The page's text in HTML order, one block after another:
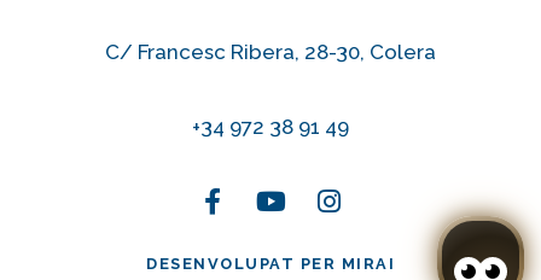
C/ Francesc Ribera, 28-30, Colera
+34 972 38 91 49
DESENVOLUPAT PER MIRAI